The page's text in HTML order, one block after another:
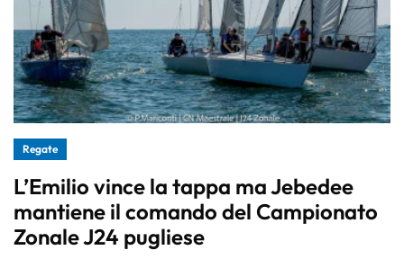
Regate
L’Emilio vince la tappa ma Jebedee
mantiene il comando del Campionato
Zonale J24 pugliese